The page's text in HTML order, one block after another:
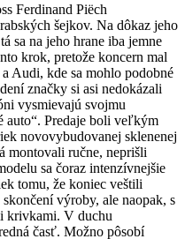
Ferdinand Piëch
šejkov. Na dôkaz jeho
sa na jeho hrane iba jemne
krok, pretože koncern mal
Audi, kde sa mohlo podobné
značky si asi nedokázali
vysmievajú svojmu
auto“. Predaje boli veľkým
novovybudovanej sklenenej
montovali ručne, neprišli
sa čoraz intenzívnejšie
tomu, že koniec veštili
výroby, ale naopak, s
krivkami. V duchu
časť. Možno pôsobí